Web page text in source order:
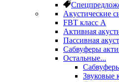
Акустические
FBT класс А
Активная
Пассивная
Сабвуферы
Остальные...
Звуковые